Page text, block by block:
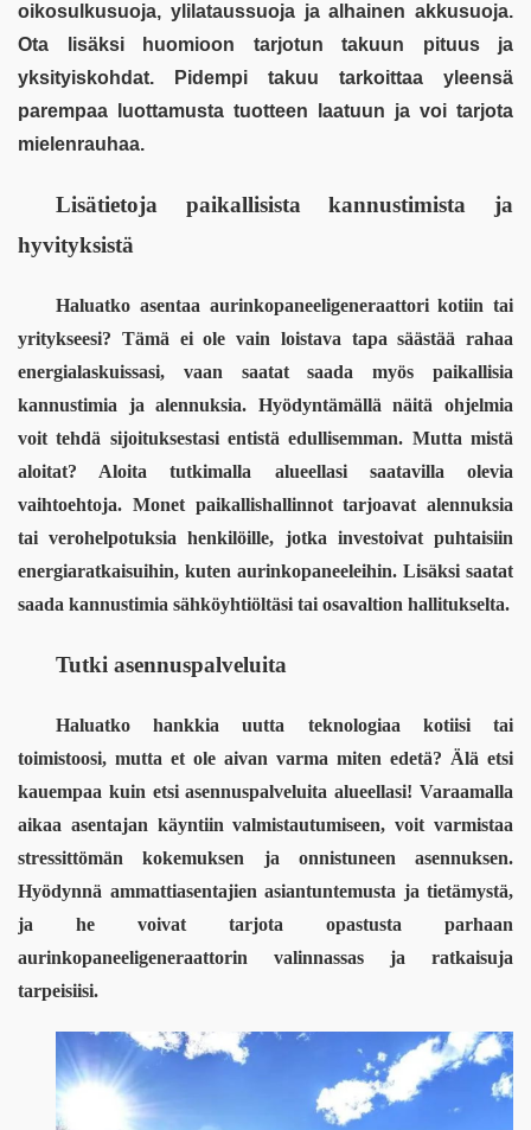
oikosulkusuoja, ylilataussuoja ja alhainen akkusuoja.
Ota lisäksi huomioon tarjotun takuun pituus ja
yksityiskohdat. Pidempi takuu tarkoittaa yleensä
parempaa luottamusta tuotteen laatuun ja voi tarjota
mielenrauhaa.
Lisätietoja paikallisista kannustimista ja
hyvityksistä
Haluatko asentaa aurinkopaneeligeneraattori kotiin tai
yritykseesi? Tämä ei ole vain loistava tapa säästää rahaa
energialaskuissasi, vaan saatat saada myös paikallisia
kannustimia ja alennuksia. Hyödyntämällä näitä ohjelmia
voit tehdä sijoituksestasi entistä edullisemman. Mutta mistä
aloitat? Aloita tutkimalla alueellasi saatavilla olevia
vaihtoehtoja. Monet paikallishallinnot tarjoavat alennuksia
tai verohelpotuksia henkilöille, jotka investoivat puhtaisiin
energiaratkaisuihin, kuten aurinkopaneeleihin. Lisäksi saatat
saada kannustimia sähköyhtiöltäsi tai osavaltion hallitukselta.
Tutki asennuspalveluita
Haluatko hankkia uutta teknologiaa kotiisi tai
toimistoosi, mutta et ole aivan varma miten edetä? Älä etsi
kauempaa kuin etsi asennuspalveluita alueellasi! Varaamalla
aikaa asentajan käyntiin valmistautumiseen, voit varmistaa
stressittömän kokemuksen ja onnistuneen asennuksen.
Hyödynnä ammattiasentajien asiantuntemusta ja tietämystä,
ja he voivat tarjota opastusta parhaan
aurinkopaneeligeneraattorin valinnassas ja ratkaisuja
tarpeisiisi.